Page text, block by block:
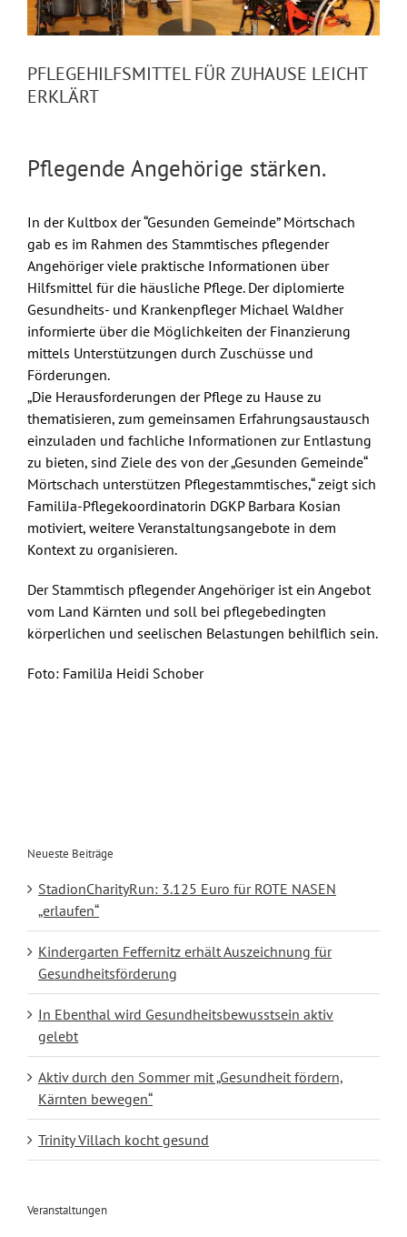
PFLEGEHILFSMITTEL FÜR ZUHAUSE LEICHT
ERKLÄRT
Pflegende Angehörige stärken.
In der Kultbox der “Gesunden Gemeinde” Mörtschach
gab es im Rahmen des Stammtisches pflegender
Angehöriger viele praktische Informationen über
Hilfsmittel für die häusliche Pflege. Der diplomierte
Gesundheits- und Krankenpfleger Michael Waldher
informierte über die Möglichkeiten der Finanzierung
mittels Unterstützungen durch Zuschüsse und
Förderungen.
„Die Herausforderungen der Pflege zu Hause zu
thematisieren, zum gemeinsamen Erfahrungsaustausch
einzuladen und fachliche Informationen zur Entlastung
zu bieten, sind Ziele des von der „Gesunden Gemeinde“
Mörtschach unterstützen Pflegestammtisches,“ zeigt sich
FamiliJa-Pflegekoordinatorin DGKP Barbara Kosian
motiviert, weitere Veranstaltungsangebote in dem
Kontext zu organisieren.
Der Stammtisch pflegender Angehöriger ist ein Angebot
vom Land Kärnten und soll bei pflegebedingten
körperlichen und seelischen Belastungen behilflich sein.
Foto: FamiliJa Heidi Schober
Neueste Beiträge
StadionCharityRun: 3.125 Euro für ROTE NASEN
„erlaufen“
Kindergarten Feffernitz erhält Auszeichnung für
Gesundheitsförderung
In Ebenthal wird Gesundheitsbewusstsein aktiv
gelebt
Aktiv durch den Sommer mit „Gesundheit fördern,
Kärnten bewegen“
Trinity Villach kocht gesund
Veranstaltungen